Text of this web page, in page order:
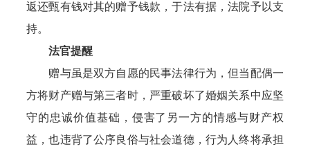
返还甄有钱对其的赠予钱款，于法有据，法院予以支
持。
法官提醒
赠与虽是双方自愿的民事法律行为，但当配偶一
方将财产赠与第三者时，严重破坏了婚姻关系中应坚
守的忠诚价值基础，侵害了另一方的情感与财产权
益，也违背了公序良俗与社会道德，行为人终将承担